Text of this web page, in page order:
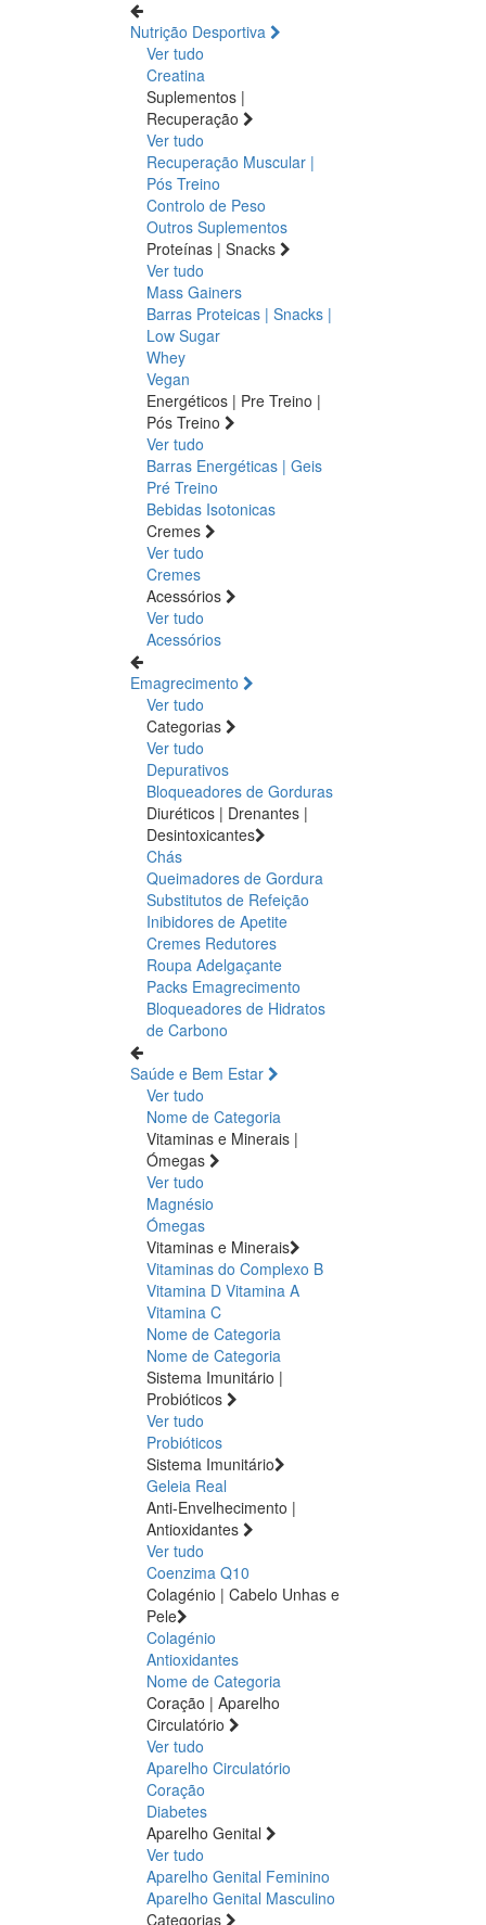
Nutrição Desportiva
Ver tudo
Creatina
Suplementos |
Recuperação
Ver tudo
Recuperação Muscular |
Pós Treino
Controlo de Peso
Outros Suplementos
Proteínas | Snacks
Ver tudo
Mass Gainers
Barras Proteicas | Snacks |
Low Sugar
Whey
Vegan
Energéticos | Pre Treino |
Pós Treino
Ver tudo
Barras Energéticas | Geis
Pré Treino
Bebidas Isotonicas
Cremes
Ver tudo
Cremes
Acessórios
Ver tudo
Acessórios
Emagrecimento
Ver tudo
Categorias
Ver tudo
Depurativos
Bloqueadores de Gorduras
Diuréticos | Drenantes |
Desintoxicantes
Chás
Queimadores de Gordura
Substitutos de Refeição
Inibidores de Apetite
Cremes Redutores
Roupa Adelgaçante
Packs Emagrecimento
Bloqueadores de Hidratos
de Carbono
Saúde e Bem Estar
Ver tudo
Nome de Categoria
Vitaminas e Minerais |
Ómegas
Ver tudo
Magnésio
Ómegas
Vitaminas e Minerais
Vitaminas do Complexo B
Vitamina D Vitamina A
Vitamina C
Nome de Categoria
Nome de Categoria
Sistema Imunitário |
Probióticos
Ver tudo
Probióticos
Sistema Imunitário
Geleia Real
Anti-Envelhecimento |
Antioxidantes
Ver tudo
Coenzima Q10
Colagénio | Cabelo Unhas e
Pele
Colagénio
Antioxidantes
Nome de Categoria
Coração | Aparelho
Circulatório
Ver tudo
Aparelho Circulatório
Coração
Diabetes
Aparelho Genital
Ver tudo
Aparelho Genital Feminino
Aparelho Genital Masculino
Categorias